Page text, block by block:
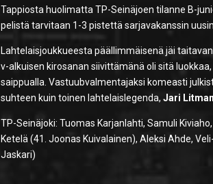
Tappiosta huolimatta TP-Seinäjoen tilanne B-
pelistä tarvitaan 1-3 pistettä sarjavakanssin
Lahtelaisjoukkueesta päällimmäisenä jäi
v-alkuisen kirosanan siivittämänä oli sitä
saippualla. Vastuubvalmentajaksi komeasti
suhteen kuin toinen lahtelaislegenda,Jari
TP-Seinäjoki: Tuomas Karjanlahti, Samuli
Ketelä (41. Joonas Kuivalainen), Aleksi Ahde,
Jaskari)